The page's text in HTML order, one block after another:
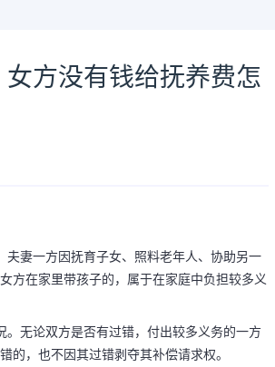
方没有钱给抚养费怎
妻一方因抚育子女、照料老年人、协助另一
方在家里带孩子的，属于在家庭中负担较多义
无论双方是否有过错，付出较多义务的一方
的，也不因其过错剥夺其补偿请求权。
少